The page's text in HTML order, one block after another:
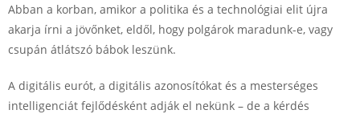
Abban a korban, amikor a politika és a technológiai elit újra
akarja írni a jövőnket, eldől, hogy polgárok maradunk-e, vagy
csupán átlátszó bábok leszünk.
A digitális eurót, a digitális azonosítókat és a mesterséges
intelligenciát fejlődésként adják el nekünk – de a kérdés